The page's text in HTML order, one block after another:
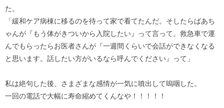
た。
「緩和ケア病棟に移るのを待って家で看てたんだ。そしたらばあち
ゃんが『もう体がきついから入院したい』って言って。救急車で運
んでもらったらお医者さんが『一週間くらいで会話ができなくなる
と思います。話したい方がいるなら呼んでください』って」
私は絶句した後、さまざまな感情が一気に噴出して嗚咽した。
一回の電話で大幅に寿命縮めてくんなや！！！！！